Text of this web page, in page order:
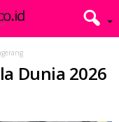
Dunia 2026